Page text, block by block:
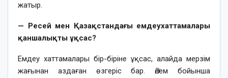
жатыр.
— Ресей мен Қазақстандағы емдеухаттамалары
қаншалықты ұқсас?
Емдеу хаттамалары бір-біріне ұқсас, алайда мерзім
жағынан аздаған өзгеріс бар. Әлем бойынша